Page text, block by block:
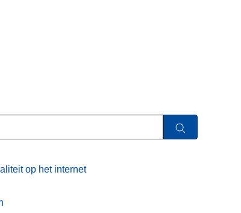
op het internet